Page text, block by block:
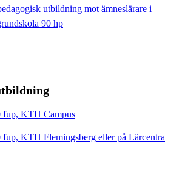
utbildning mot ämneslärare i
90 hp
fup, KTH Campus
fup, KTH Flemingsberg eller på Lärcentra